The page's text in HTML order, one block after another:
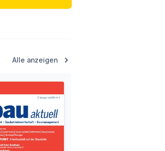
Alle anzeigen